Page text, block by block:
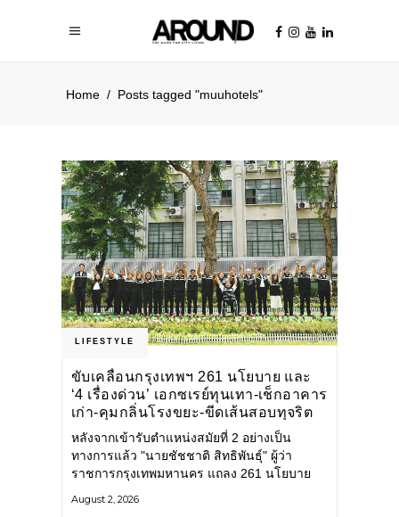
Home / Posts tagged "muuhotels"
LIFESTYLE
ขับเคลื่อนกรุงเทพฯ 261 นโยบาย และ
‘4 เรื่องด่วน’ เอกซเรย์ทุนเทา-เช็กอาคาร
เก่า-คุมกลิ่นโรงขยะ-ขีดเส้นสอบทุจริต
หลังจากเข้ารับตำแหน่งสมัยที่ 2 อย่างเป็น
ทางการแล้ว "นายชัชชาติ สิทธิพันธุ์" ผู้ว่า
ราชการกรุงเทพมหานคร แถลง 261 นโยบาย
ยุทธศาสตร์ จัดทำตัวชี้วัด
August 2, 2026